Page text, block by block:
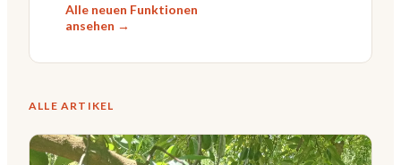
Alle neuen Funktionen
ansehen →
ALLE ARTIKEL